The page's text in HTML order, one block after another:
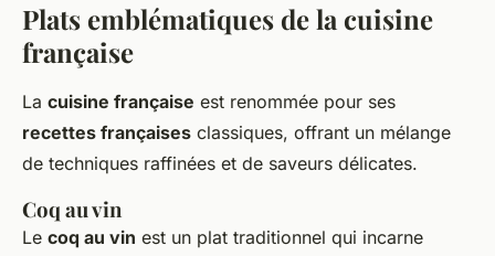
Plats emblématiques de la cuisine
française
La cuisine française est renommée pour ses
recettes françaises classiques, offrant un mélange
de techniques raffinées et de saveurs délicates.
Coq au vin
Le coq au vin est un plat traditionnel qui incarne